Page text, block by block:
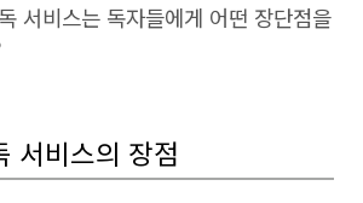
서비스는 독자들에게 어떤 장단점을
서비스의 장점